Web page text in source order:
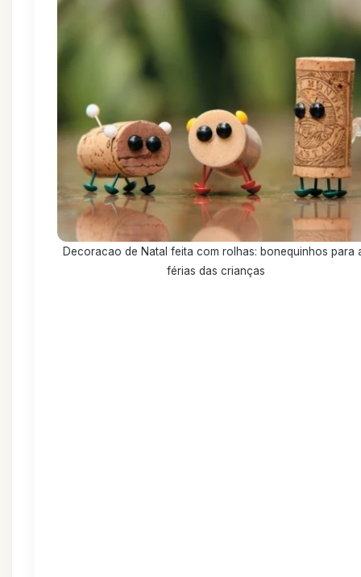
Decoracao de Natal feita com rolhas: bonequinhos para
férias das crianças